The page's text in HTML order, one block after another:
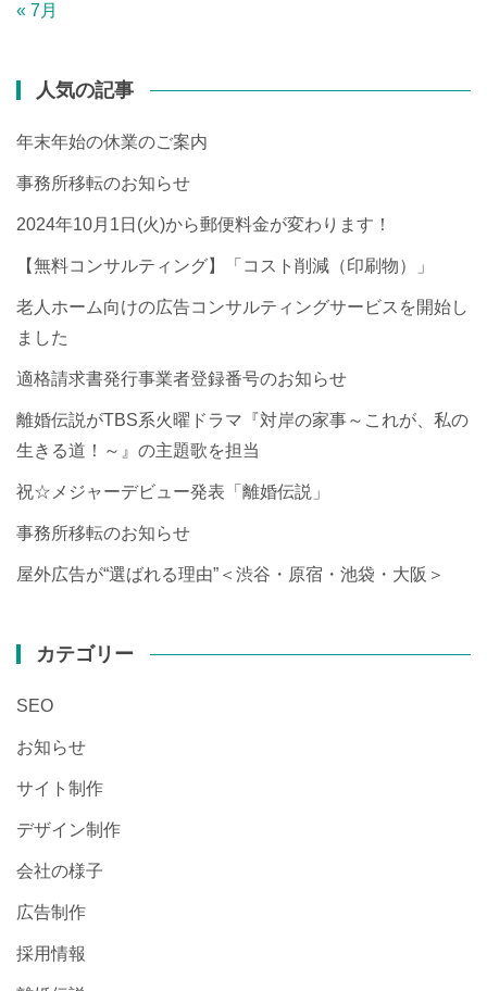
« 7月
人気の記事
年末年始の休業のご案内
事務所移転のお知らせ
2024年10月1日(火)から郵便料金が変わります！
【無料コンサルティング】「コスト削減（印刷物）」
老人ホーム向けの広告コンサルティングサービスを開始し
ました
適格請求書発行事業者登録番号のお知らせ
離婚伝説がTBS系火曜ドラマ『対岸の家事～これが、私の
生きる道！～』の主題歌を担当
祝☆メジャーデビュー発表「離婚伝説」
事務所移転のお知らせ
屋外広告が“選ばれる理由”＜渋谷・原宿・池袋・大阪＞
カテゴリー
SEO
お知らせ
サイト制作
デザイン制作
会社の様子
広告制作
採用情報